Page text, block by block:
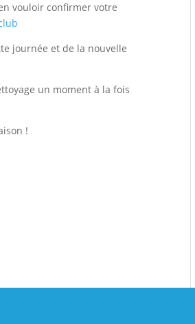
vouloir confirmer votre
journée et de la nouvelle
un moment à la fois
!